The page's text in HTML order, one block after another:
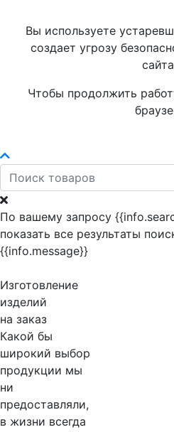
Вы используете
создает угрозу
Чтобы продолжить
По вашему запросу
показать все результаты
{{info.message}}
Изготовление
изделий
на заказ
Какой бы
широкий выбор
продукции мы
ни
предоставляли,
в жизни всегда